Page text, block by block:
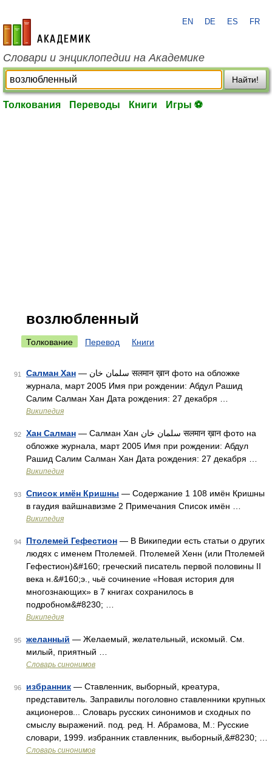
academic.ru
EN DE ES FR
Словари и энциклопедии на Академике
Найти!
Толкования Переводы Книги Игры ⚽
возлюбленный
Толкование Перевод Книги
91 Салман Хан — سلمان خان सलमान ख़ान фото на обложке
журнала, март 2005 Имя при рождении: Абдул Рашид
Салим Салман Хан Дата рождения: 27 декабря …
Википедия
92 Хан Салман — Салман Хан سلمان خان सलमान ख़ान фото на
обложке журнала, март 2005 Имя при рождении: Абдул
Рашид Салим Салман Хан Дата рождения: 27 декабря …
Википедия
93 Список имён Кришны — Содержание 1 108 имён Кришны
в гаудия вайшнавизме 2 Примечания Список имён …
Википедия
94 Птолемей Гефестион — В Википедии есть статьи о других
людях с именем Птолемей. Птолемей Хенн (или Птолемей
Гефестион)&#160; греческий писатель первой половины II
века н.&#160;э., чьё сочинение «Новая история для
многознающих» в 7 книгах сохранилось в
подробном&#8230; …
Википедия
95 желанный — Желаемый, желательный, искомый. См.
милый, приятный …
Словарь синонимов
96 избранник — Ставленник, выборный, креатура,
представитель. Заправилы поголовно ставленники крупных
акционеров... Словарь русских синонимов и сходных по
смыслу выражений. под. ред. Н. Абрамова, М.: Русские
словари, 1999. избранник ставленник, выборный,&#8230; …
Словарь синонимов